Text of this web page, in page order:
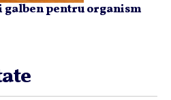
pentru organism